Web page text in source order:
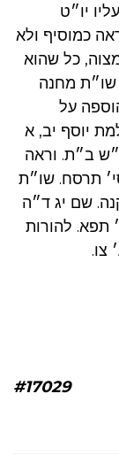
יו״ט
כמוסיף ולא
כל שהוא
שו״ת מחנה
על
יוסף יב, א
ב״ת. וראה
תרסח. שו״ת
שם יג ד״ה
תפא. להורות
צו.
#17029